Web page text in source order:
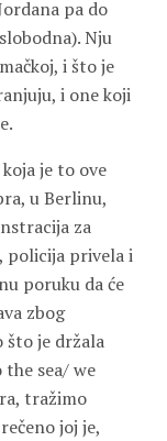
pa do
Nju
i što je
i one koji
je to ove
u Berlinu,
za
policija privela i
poruku da će
zbog
što je držala
sea/ we
tražimo
joj je,